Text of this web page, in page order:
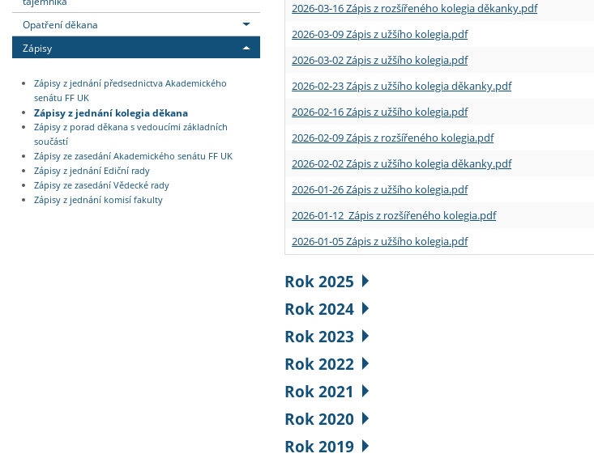
Opatření děkana
Zápisy
Zápisy z jednání předsednictva Akademického
senátu FF UK
Zápisy z jednání kolegia děkana
Zápisy z porad děkana s vedoucími základních
součástí
Zápisy ze zasedání Akademického senátu FF UK
Zápisy z jednání Ediční rady
Zápisy ze zasedání Vědecké rady
Zápisy z jednání komisí fakulty
2026-03-16 Zápis z rozšířeného kolegia děkanky.pdf
2026-03-09 Zápis z užšího kolegia.pdf
2026-03-02 Zápis z užšího kolegia.pdf
2026-02-23 Zápis z užšího kolegia děkanky.pdf
2026-02-16 Zápis z užšího kolegia.pdf
2026-02-09 Zápis z rozšířeného kolegia.pdf
2026-02-02 Zápis z užšího kolegia děkanky.pdf
2026-01-26 Zápis z užšího kolegia.pdf
2026-01-12 Zápis z rozšířeného kolegia.pdf
2026-01-05 Zápis z užšího kolegia.pdf
Rok 2025
Rok 2024
Rok 2023
Rok 2022
Rok 2021
Rok 2020
Rok 2019